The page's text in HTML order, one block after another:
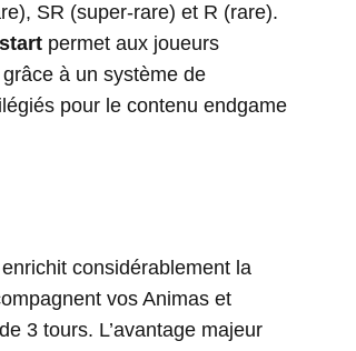
SR (super-rare) et R (rare).
permet aux joueurs
à un système de
pour le contenu endgame
considérablement la
vos Animas et
3 tours. L’avantage majeur